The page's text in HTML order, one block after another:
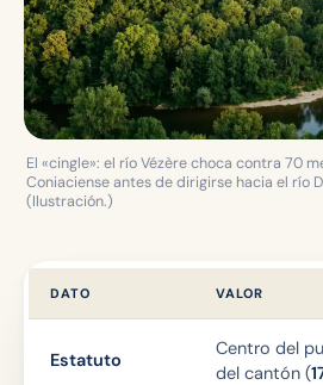
El «cingle»: el río Vézère choca contra 70
Coniaciense antes de dirigirse hacia el río
(Ilustración.)
DATO VALOR
Estatuto
Centro del
del cantón (